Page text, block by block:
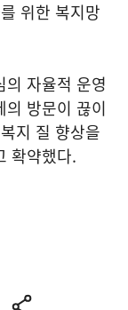
위한 복지망
자율적 운영
방문이 끊이
지 질 향상을
확약했다.